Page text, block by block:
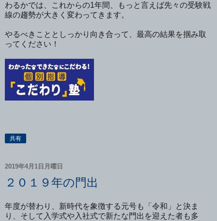
わるかでは、これからの1年間、もっと言えば先々の受験戦
線の趨勢が大きく変わってきます。
やるべきこととしっかり向き合って、最高の結果を掴み取
ってください！
共有
2019年4月1日月曜日
２０１９年の門出
年度が替わり、新時代を象徴する元号も「令和」と決ま
り、そして入学式や入社式で新たな門出を迎えた者も多